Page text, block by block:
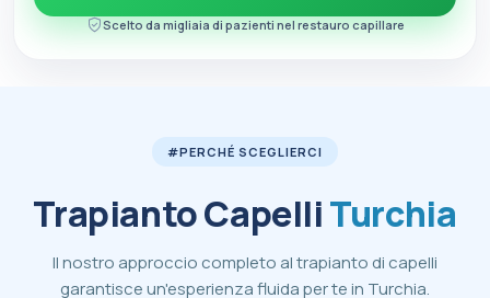
Scelto da migliaia di pazienti nel restauro capillare
#PERCHÉ SCEGLIERCI
Trapianto CapelliTurchia
Il nostro approccio completo al trapianto di capelli
garantisce un'esperienza fluida per te in Turchia.